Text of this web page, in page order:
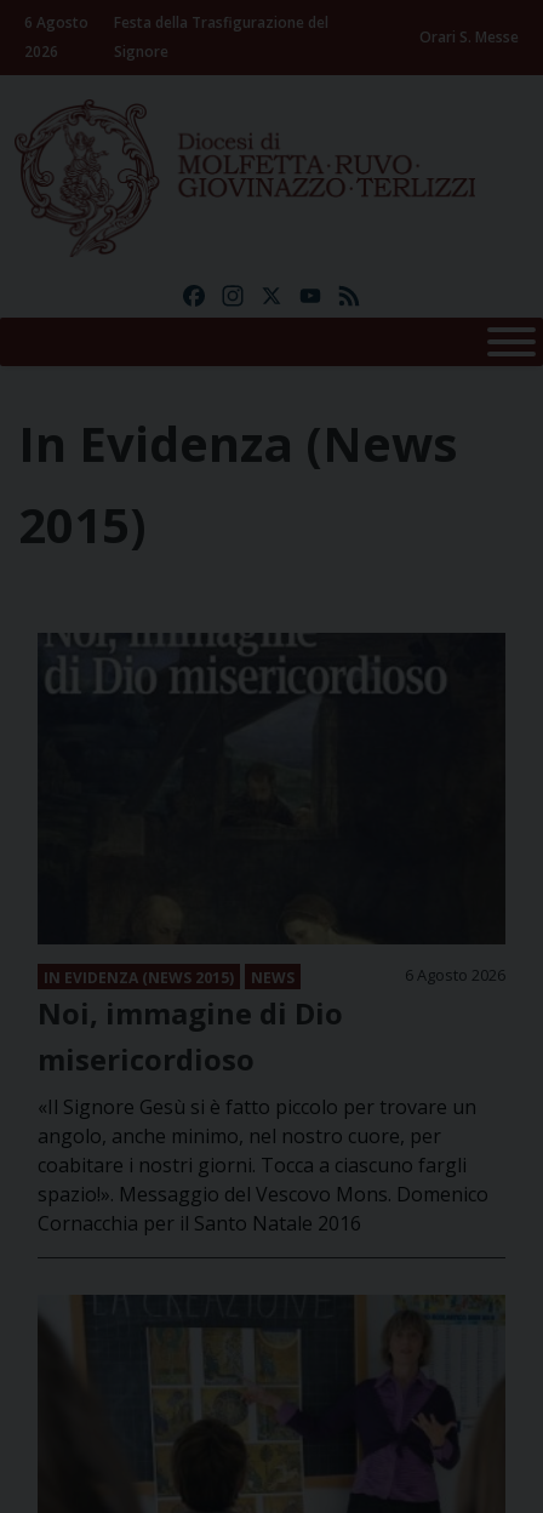
Skip
content
6 Agosto
2026
Festa della Trasfigurazione del
Signore
Orari S. Messe
FacebookInstagramYouTube
In Evidenza (news
2015)
IN EVIDENZA (NEWS 2015) NEWS 6 Agosto 2026
Noi, immagine di Dio
misericordioso
«Il Signore Gesù si è fatto piccolo per trovare un
angolo, anche minimo, nel nostro cuore, per
coabitare i nostri giorni. Tocca a ciascuno fargli
spazio!». Messaggio del Vescovo Mons. Domenico
Cornacchia per il Santo Natale 2016